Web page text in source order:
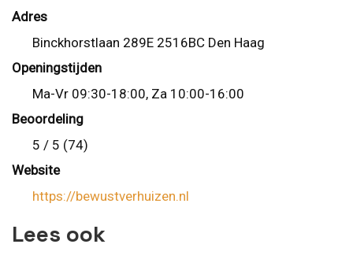
Adres
Binckhorstlaan 289E 2516BC Den Haag
Openingstijden
Ma-Vr 09:30-18:00, Za 10:00-16:00
Beoordeling
5 / 5 (74)
Website
https://bewustverhuizen.nl
Lees ook